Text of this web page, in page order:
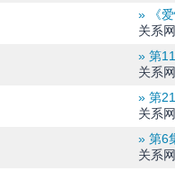
» 《
关系
» 第
关系
» 第
关系
» 第6
关系